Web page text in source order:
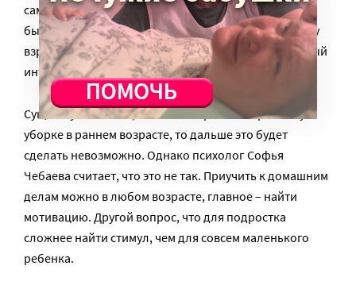
самому. Но когда в раннем возрасте ребенок делает
бытовые вещи, он себя чувствует причастным к миру
взрослых, и, если не поддержать его познавательный
интерес, мотивации мыть посуду потом не будет.
Существует мнение, что если не развить привычку к
уборке в раннем возрасте, то дальше это будет
сделать невозможно. Однако психолог Софья
Чебаева считает, что это не так. Приучить к домашним
делам можно в любом возрасте, главное – найти
мотивацию. Другой вопрос, что для подростка
сложнее найти стимул, чем для совсем маленького
ребенка.